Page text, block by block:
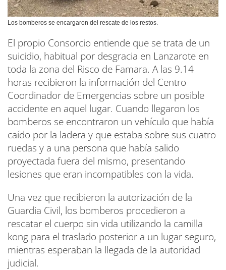
Los bomberos se encargaron del rescate de los restos.
El propio Consorcio entiende que se trata de un
suicidio, habitual por desgracia en Lanzarote en
toda la zona del Risco de Famara. A las 9.14
horas recibieron la información del Centro
Coordinador de Emergencias sobre un posible
accidente en aquel lugar. Cuando llegaron los
bomberos se encontraron un vehículo que había
caído por la ladera y que estaba sobre sus cuatro
ruedas y a una persona que había salido
proyectada fuera del mismo, presentando
lesiones que eran incompatibles con la vida.
Una vez que recibieron la autorización de la
Guardia Civil, los bomberos procedieron a
rescatar el cuerpo sin vida utilizando la camilla
kong para el traslado posterior a un lugar seguro,
mientras esperaban la llegada de la autoridad
judicial.